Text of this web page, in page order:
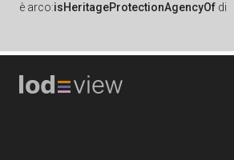
è arco:isHeritageProtectionAgencyOf di